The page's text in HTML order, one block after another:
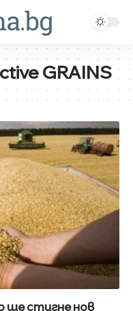
GRAINS
ще стигне нов